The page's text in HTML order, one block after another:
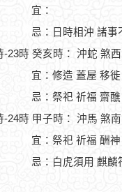
宜：
忌：日時相沖 諸事
-23時 癸亥時： 沖蛇 煞
宜：修造 蓋屋 移
忌：祭祀 祈福 齋
-24時 甲子時： 沖馬 煞
宜：祭祀 祈福 酬
忌：白虎須用 麒麟